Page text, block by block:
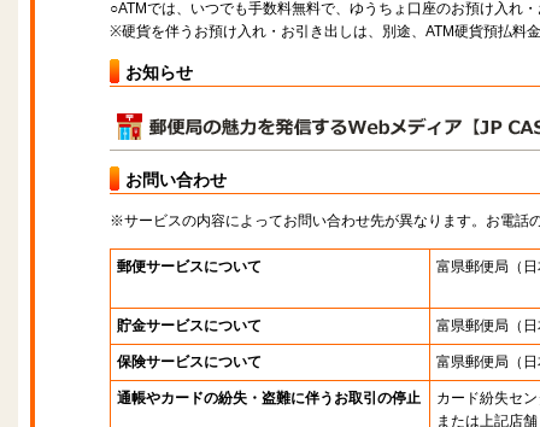
○ATMでは、いつでも手数料無料で、ゆうちょ口座のお預け入れ
※硬貨を伴うお預け入れ・お引き出しは、別途、ATM硬貨預払料
お知らせ
お問い合わせ
※サービスの内容によってお問い合わせ先が異なります。お電話
郵便サービスについて 富県郵便局 （
貯金サービスについて 富県郵便局 （
保険サービスについて 富県郵便局 （
通帳やカードの紛失・盗難に伴うお取引の停止
カード紛失セ
または上記店舗